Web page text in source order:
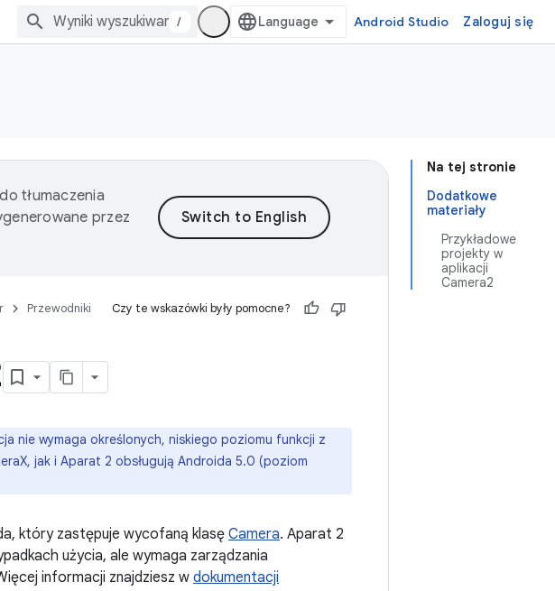
/ Android Studio Zaloguj się
Na tej stronie
Dodatkowe
materiały
Przykładowe
projekty w
aplikacji
Camera2
tłumaczenia
przez
Przewodniki Czy te wskazówki były pomocne?
nie wymaga określonych, niskiego poziomu funkcji z
jak i Aparat 2 obsługują Androida 5.0 (poziom
który zastępuje wycofaną klasę Camera. Aparat 2
użycia, ale wymaga zarządzania
informacji znajdziesz w dokumentacji